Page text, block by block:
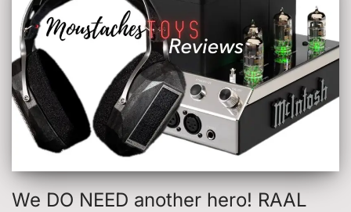
We DO NEED another hero! RAAL